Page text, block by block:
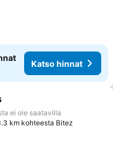
Katso hinnat
ei ole saatavilla
km kohteesta Bitez